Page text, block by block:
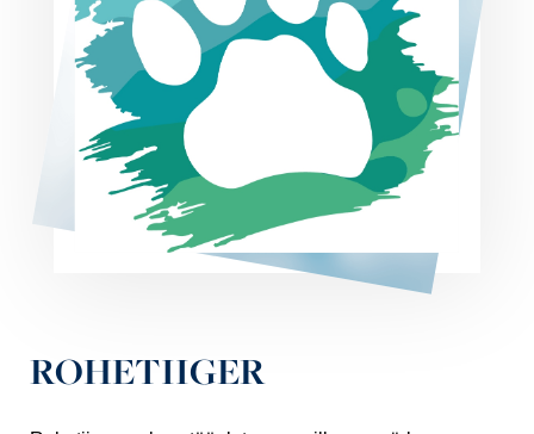
ROHETIIGER